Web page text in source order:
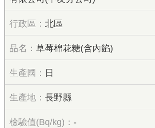
北區
草莓棉花糖(含內餡)
日
長野縣
-